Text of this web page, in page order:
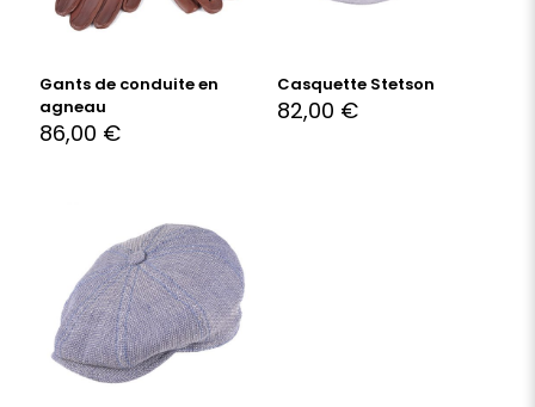
Gants de conduite en
agneau
86,00 €
Casquette Stetson
82,00 €